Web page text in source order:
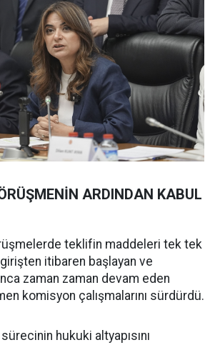
ARDINDAN KABUL
teklifin maddeleri tek tek
girişten itibaren başlayan ve
zaman zaman devam eden
komisyon çalışmalarını sürdürdü.
hukuki altyapısını